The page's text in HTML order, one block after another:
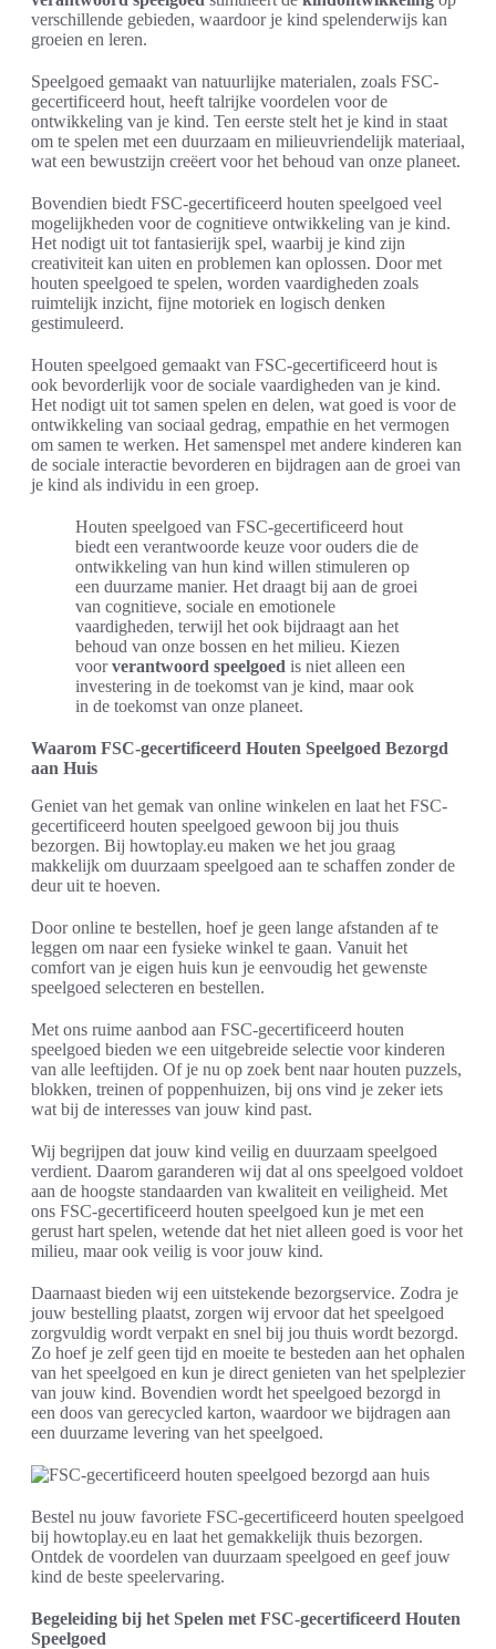
verschillende gebieden, waardoor je kind spelenderwijs kan
groeien en leren.
Speelgoed gemaakt van natuurlijke materialen, zoals FSC-
gecertificeerd hout, heeft talrijke voordelen voor de
ontwikkeling van je kind. Ten eerste stelt het je kind in staat
om te spelen met een duurzaam en milieuvriendelijk materiaal,
wat een bewustzijn creëert voor het behoud van onze planeet.
Bovendien biedt FSC-gecertificeerd houten speelgoed veel
mogelijkheden voor de cognitieve ontwikkeling van je kind.
Het nodigt uit tot fantasierijk spel, waarbij je kind zijn
creativiteit kan uiten en problemen kan oplossen. Door met
houten speelgoed te spelen, worden vaardigheden zoals
ruimtelijk inzicht, fijne motoriek en logisch denken
gestimuleerd.
Houten speelgoed gemaakt van FSC-gecertificeerd hout is
ook bevorderlijk voor de sociale vaardigheden van je kind.
Het nodigt uit tot samen spelen en delen, wat goed is voor de
ontwikkeling van sociaal gedrag, empathie en het vermogen
om samen te werken. Het samenspel met andere kinderen kan
de sociale interactie bevorderen en bijdragen aan de groei van
je kind als individu in een groep.
Houten speelgoed van FSC-gecertificeerd hout
biedt een verantwoorde keuze voor ouders die de
ontwikkeling van hun kind willen stimuleren op
een duurzame manier. Het draagt bij aan de groei
van cognitieve, sociale en emotionele
vaardigheden, terwijl het ook bijdraagt aan het
behoud van onze bossen en het milieu. Kiezen
voorverantwoord speelgoed is niet alleen een
investering in de toekomst van je kind, maar ook
in de toekomst van onze planeet.
Waarom FSC-gecertificeerd Houten Speelgoed Bezorgd
aan Huis
Geniet van het gemak van online winkelen en laat het FSC-
gecertificeerd houten speelgoed gewoon bij jou thuis
bezorgen. Bij howtoplay.eu maken we het jou graag
makkelijk om duurzaam speelgoed aan te schaffen zonder de
deur uit te hoeven.
Door online te bestellen, hoef je geen lange afstanden af te
leggen om naar een fysieke winkel te gaan. Vanuit het
comfort van je eigen huis kun je eenvoudig het gewenste
speelgoed selecteren en bestellen.
Met ons ruime aanbod aan FSC-gecertificeerd houten
speelgoed bieden we een uitgebreide selectie voor kinderen
van alle leeftijden. Of je nu op zoek bent naar houten puzzels,
blokken, treinen of poppenhuizen, bij ons vind je zeker iets
wat bij de interesses van jouw kind past.
Wij begrijpen dat jouw kind veilig en duurzaam speelgoed
verdient. Daarom garanderen wij dat al ons speelgoed voldoet
aan de hoogste standaarden van kwaliteit en veiligheid. Met
ons FSC-gecertificeerd houten speelgoed kun je met een
gerust hart spelen, wetende dat het niet alleen goed is voor het
milieu, maar ook veilig is voor jouw kind.
Daarnaast bieden wij een uitstekende bezorgservice. Zodra je
jouw bestelling plaatst, zorgen wij ervoor dat het speelgoed
zorgvuldig wordt verpakt en snel bij jou thuis wordt bezorgd.
Zo hoef je zelf geen tijd en moeite te besteden aan het ophalen
van het speelgoed en kun je direct genieten van het spelplezier
van jouw kind. Bovendien wordt het speelgoed bezorgd in
een doos van gerecycled karton, waardoor we bijdragen aan
een duurzame levering van het speelgoed.
Bestel nu jouw favoriete FSC-gecertificeerd houten speelgoed
bij howtoplay.eu en laat het gemakkelijk thuis bezorgen.
Ontdek de voordelen van duurzaam speelgoed en geef jouw
kind de beste speelervaring.
Begeleiding bij het Spelen met FSC-gecertificeerd Houten
Speelgoed